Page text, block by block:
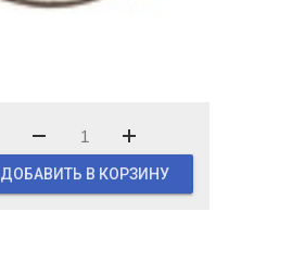
ДОБАВИТЬ В КОРЗИНУ